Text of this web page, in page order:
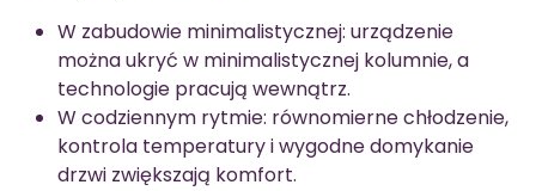
W zabudowie minimalistycznej: urządzenie
można ukryć w minimalistycznej kolumnie, a
technologie pracują wewnątrz.
W codziennym rytmie: równomierne chłodzenie,
kontrola temperatury i wygodne domykanie
drzwi zwiększają komfort.